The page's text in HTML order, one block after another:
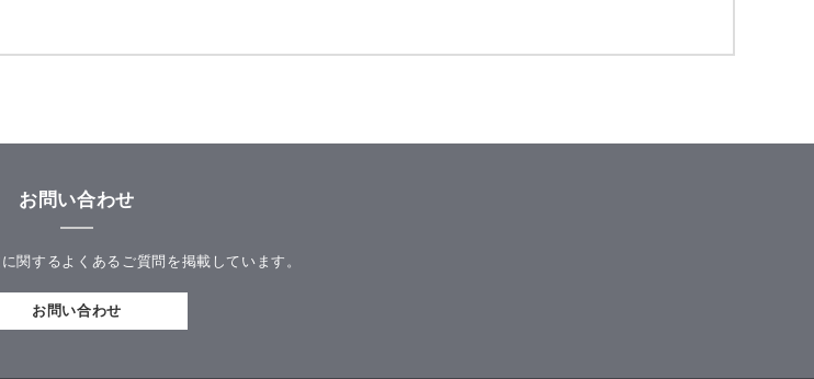
お問い合わせ
関するよくあるご質問を掲載しています。
お問い合わせ